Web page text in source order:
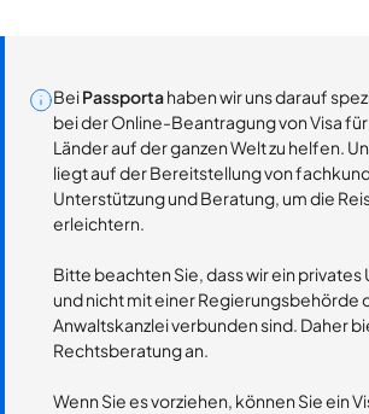
BeiPassportahaben wir uns darauf
bei der Online-Beantragung von Visa
Länder auf der ganzen Welt zu helfen.
liegt auf der Bereitstellung von
Unterstützung und Beratung, um die
erleichtern.
Bitte beachten Sie, dass wir ein
und nicht mit einer Regierungsbehörde
Anwaltskanzlei verbunden sind. Daher
Rechtsberatung an.
Wenn Sie es vorziehen, können Sie ein